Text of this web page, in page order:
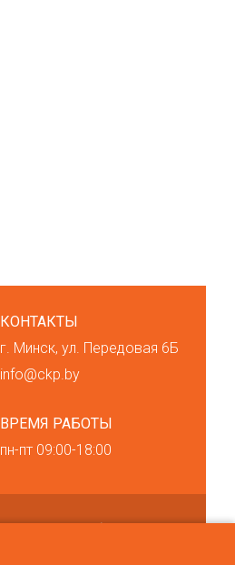
КОНТАКТЫ
г. Минск, ул. Передовая 6Б
info@ckp.by
ВРЕМЯ РАБОТЫ
пн-пт 09:00-18:00